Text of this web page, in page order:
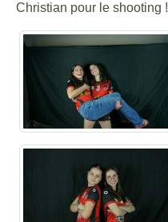
Christian pour le shooting !